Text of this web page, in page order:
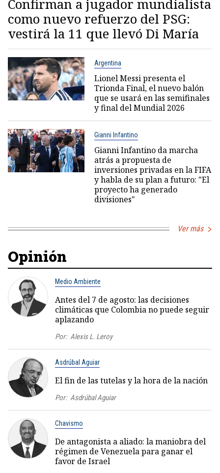
Confirman a jugador mundialista
como nuevo refuerzo del PSG:
vestirá la 11 que llevó Di María
Argentina
Lionel Messi presenta el
Trionda Final, el nuevo balón
que se usará en las semifinales
y final del Mundial 2026
Gianni Infantino
Gianni Infantino da marcha
atrás a propuesta de
inversiones privadas en la FIFA
y habla de su plan a futuro: "El
proyecto ha generado
divisiones"
Ver más
Opinión
Medio Ambiente
Antes del 7 de agosto: las decisiones
climáticas que Colombia no puede seguir
aplazando
Por: Alexis L. Leroy
Asdrúbal Aguiar
El fin de las tutelas y la hora de la nación
Por: Asdrúbal Aguiar
Chavismo
De antagonista a aliado: la maniobra del
régimen de Venezuela para ganar el
favor de Israel